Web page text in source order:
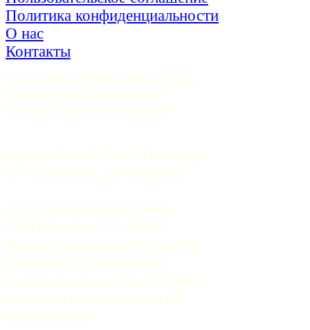
Политика конфиденциальности
О нас
Контакты
Учредитель ООО «Пять углов».
Генеральный директор —
Грачев Сергей Викторович
Адрес: 191015, Санкт-Петербург,
9-я Советская, д.4-6, оф.415
Регистрационный номер
СМИ: Эл №ФС77-37070.
Выдано Федеральной службой
по надзору в сфере связи,
информационных технологий и
массовых коммуникаций 06
августа 2009 г.